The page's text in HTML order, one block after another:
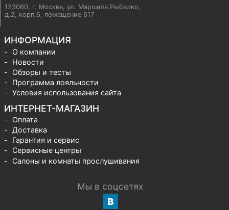
123060, г. Москва, ул. Маршала Рыбалко,
д.2, корп.6, помещение 617
ИНФОРМАЦИЯ
О компании
Новости
Обзоры и тесты
Программа лояльности
Условия использования сайта
ИНТЕРНЕТ-МАГАЗИН
Оплата
Доставка
Гарантия и сервис
Сервисные центры
Салоны и комнаты прослушивания
Мы в соцсетях